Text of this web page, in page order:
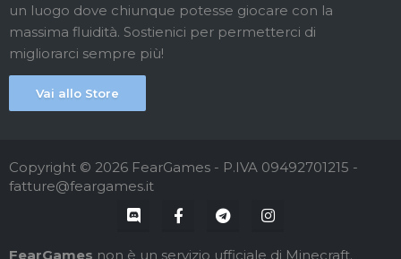
un luogo dove chiunque potesse giocare con la
massima fluidità. Sostienici per permetterci di
migliorarci sempre più!
Vai allo Store
Copyright © 2026 FearGames - P.IVA 09492701215 -
fatture@feargames.it
FearGames non è un servizio ufficiale di Minecraft.